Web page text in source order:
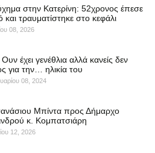
στην Κατερίνη: 52χρονος έπεσε
τραυματίστηκε στο κεφάλι
08, 2026
έχει γενέθλια αλλά κανείς δεν
για την… ηλικία του
08, 2024
Μπίντα προς Δήμαρχο
κ. Κομπατσιάρη
12, 2026